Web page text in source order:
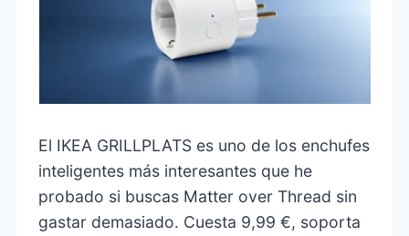
El IKEA GRILLPLATS es uno de los enchufes
inteligentes más interesantes que he
probado si buscas Matter over Thread sin
gastar demasiado. Cuesta 9,99 €, soporta